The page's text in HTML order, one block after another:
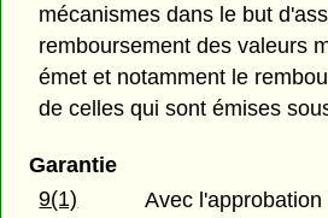
mécanismes dans le but
remboursement des valeurs
émet et notamment le
de celles qui sont émises
Garantie
9(1)
Avec